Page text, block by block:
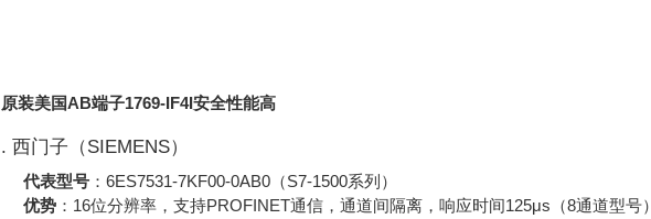
原装美国AB端子1769-IF4I安全性能高
. 西门子（SIEMENS）
代表型号 ：6ES7531-7KF00-0AB0（S7-1500系列）
优势 ：16位分辨率，支持PROFINET通信，通道间隔离，响应时间125μs（8通道型号）